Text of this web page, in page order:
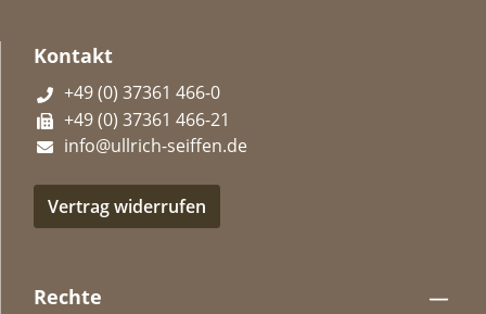
Kontakt
+49 (0) 37361 466-0
+49 (0) 37361 466-21
info@ullrich-seiffen.de
Vertrag widerrufen
Rechte